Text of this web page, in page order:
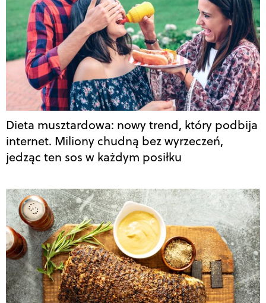
Dieta musztardowa: nowy trend, który podbija
internet. Miliony chudną bez wyrzeczeń,
jedząc ten sos w każdym posiłku